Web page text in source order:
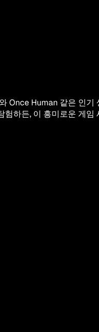
Once Human 같은 인기
하든, 이 흥미로운 게